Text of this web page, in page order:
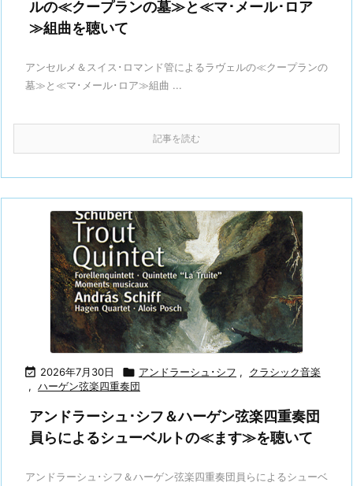
ルの≪クープランの墓≫と≪マ･メール･ロア
≫組曲を聴いて
アンセルメ＆スイス･ロマンド管によるラヴェルの≪クープランの
墓≫と≪マ･メール･ロア≫組曲 ...
記事を読む
 2026年7月30日  アンドラーシュ･シフ ,
クラシック音楽
, ハーゲン弦楽四重奏団
アンドラーシュ･シフ＆ハーゲン弦楽四重奏団
員らによるシューベルトの≪ます≫を聴いて
アンドラーシュ･シフ＆ハーゲン弦楽四重奏団員らによるシューベ